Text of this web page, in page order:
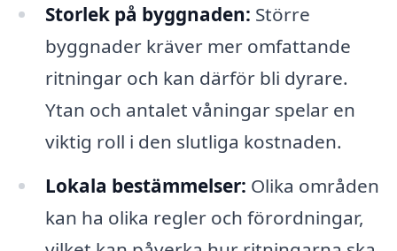
Storlek på byggnaden: Större
byggnader kräver mer omfattande
ritningar och kan därför bli dyrare.
Ytan och antalet våningar spelar en
viktig roll i den slutliga kostnaden.
Lokala bestämmelser: Olika områden
kan ha olika regler och förordningar,